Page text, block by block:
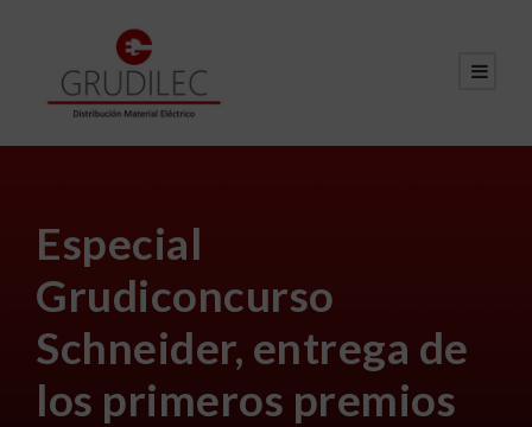
Especial
Grudiconcurso
Schneider, entrega de
los primeros premios